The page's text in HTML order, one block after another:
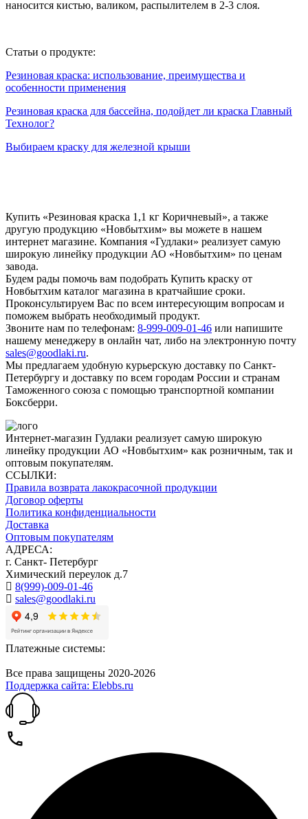
наносится кистью, валиком, распылителем в 2-3 слоя.
Статьи о продукте:
Резиновая краска: использование, преимущества и
особенности применения
Резиновая краска для бассейна, подойдет ли краска Главный
Технолог?
Выбираем краску для железной крыши
Купить «Резиновая краска 1,1 кг Коричневый», а также
другую продукцию «Новбытхим» вы можете в нашем
интернет магазине. Компания «Гудлаки» реализует самую
широкую линейку продукции АО «Новбытхим» по ценам
завода.
Будем рады помочь вам подобрать Купить краску от
Новбытхим каталог магазина в кратчайшие сроки.
Проконсультируем Вас по всем интересующим вопросам и
поможем выбрать необходимый продукт.
Звоните нам по телефонам: 8-999-009-01-46 или напишите
нашему менеджеру в онлайн чат, либо на электронную почту
sales@goodlaki.ru.
Мы предлагаем удобную курьерскую доставку по Санкт-
Петербургу и доставку по всем городам России и странам
Таможенного союза с помощью транспортной компании
Боксберри.
Интернет-магазин Гудлаки реализует самую широкую
линейку продукции АО «Новбытхим» как розничным, так и
оптовым покупателям.
ССЫЛКИ:
Правила возврата лакокрасочной продукции
Договор оферты
Политика конфиденциальности
Доставка
Оптовым покупателям
АДРЕСА:
г. Санкт- Петербург
Химический переулок д.7
8(999)-009-01-46
sales@goodlaki.ru
Платежные системы:
Все права защищены 2020-2026
Поддержка сайта: Elebbs.ru